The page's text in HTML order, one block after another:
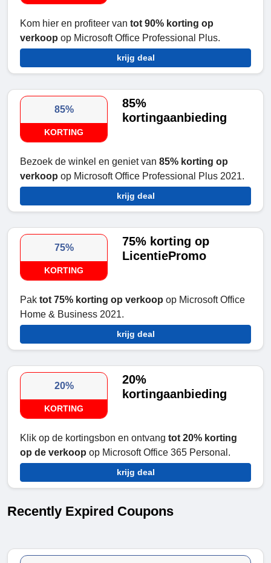
Kom hier en profiteer van tot 90% korting op
verkoop op Microsoft Office Professional Plus.
krijg deal
85%
KORTING
85%
kortingaanbieding
Bezoek de winkel en geniet van 85% korting op
verkoop op Microsoft Office Professional Plus 2021.
krijg deal
75%
KORTING
75% korting op
LicentiePromo
Pak tot 75% korting op verkoop op Microsoft Office
Home & Business 2021.
krijg deal
20%
KORTING
20%
kortingaanbieding
Klik op de kortingsbon en ontvang tot 20% korting
op de verkoop op Microsoft Office 365 Personal.
krijg deal
Recently Expired Coupons